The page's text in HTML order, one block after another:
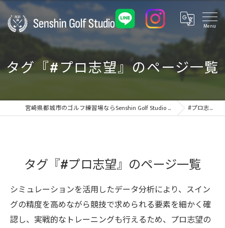
タグ『#プロ志望』のページ一覧
宮崎県都城市のゴルフ練習場ならSenshin Golf Studio 24 #プロ志望
タグ『#プロ志望』のページ一覧
シミュレーションを活用したデータ分析により、スイン
グの精度を高めながら競技で求められる要素を細かく確
認し、実戦的なトレーニングも行えるため、プロ志望の